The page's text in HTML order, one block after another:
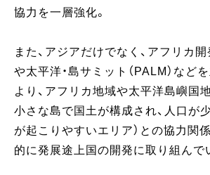
協力を一層強化。
また、アジアだけでなく、アフリカ開
や太平洋・島サミット（PALM）など
より、アフリカ地域や太平洋島嶼国地
小さな島で国土が構成され、人口が
が起こりやすいエリア）との協力関
的に発展途上国の開発に取り組んで